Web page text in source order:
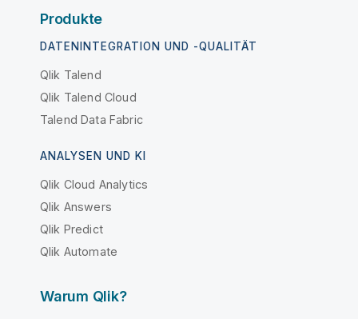
Produkte
DATENINTEGRATION UND -QUALITÄT
Qlik Talend
Qlik Talend Cloud
Talend Data Fabric
ANALYSEN UND KI
Qlik Cloud Analytics
Qlik Answers
Qlik Predict
Qlik Automate
Warum Qlik?